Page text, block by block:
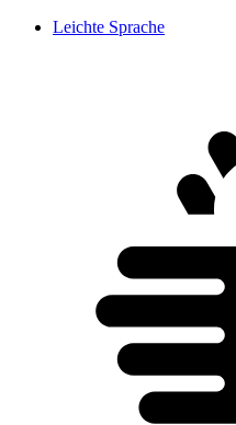
Leichte Sprache